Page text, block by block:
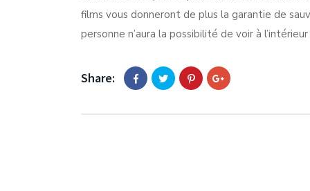
films vous donneront de plus la garantie de
personne n’aura la possibilité de voir à
Share: